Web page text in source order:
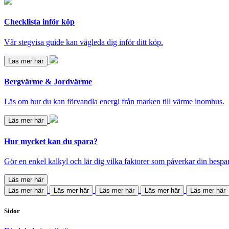
Checklista inför köp
Vår stegvisa guide kan vägleda dig inför ditt köp.
Läs mer här
Bergvärme & Jordvärme
Läs om hur du kan förvandla energi från marken till värme inomhus.
Läs mer här
Hur mycket kan du spara?
Gör en enkel kalkyl och lär dig vilka faktorer som påverkar din
Läs mer här
Läs mer här
Läs mer här Läs mer här Läs mer här Läs mer här
Sidor